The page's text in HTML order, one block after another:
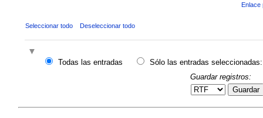
Enlace
Seleccionar todo Deseleccionar todo
Todas las entradas
Sólo las entradas seleccionadas:
Guardar registros:
Guardar